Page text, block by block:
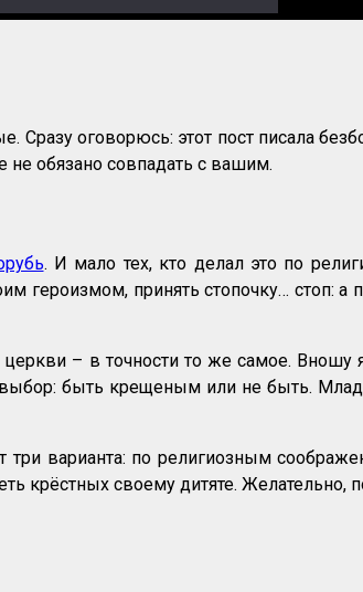
Сразу оговорюсь: этот пост писала
не обязано совпадать с вашим.
. И мало тех, кто делал это по
героизмом, принять стопочку… стоп:
– в точности то же самое. Вношу
быть крещеным или не быть.
три варианта: по религиозным
крёстных своему дитяте. Желательно,